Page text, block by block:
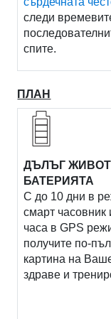
следи
спите.
ПЛАН
ДЪЛЪГ
БАТЕРИЯТА
С до 10 дни в
смарт часовник
часа в GPS
получите по-
картина на
здраве и